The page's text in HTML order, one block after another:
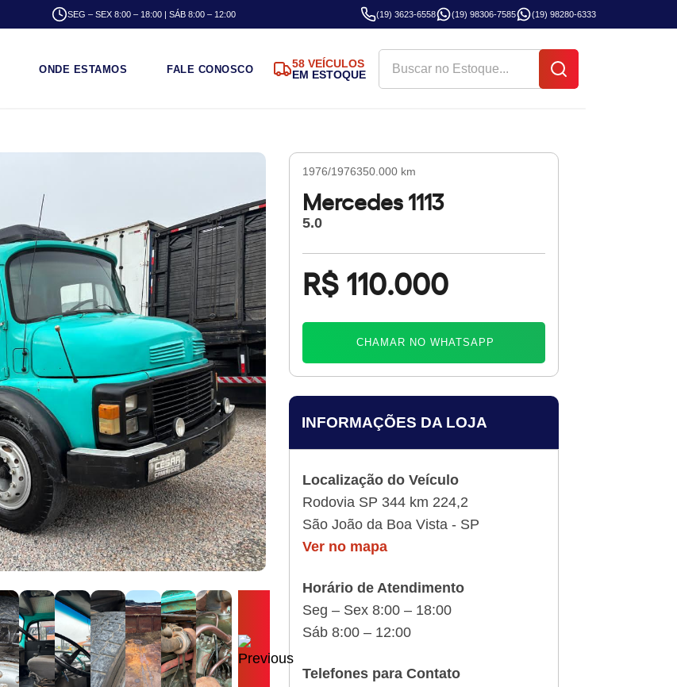
SEG – SEX 8:00 – 18:00 | SÁB 8:00 – 12:00 (19) 3623-6558 (19) 98306-7585 (19) 98280-6333
ONDE ESTAMOS FALE CONOSCO
58 VEÍCULOS
EM ESTOQUE
1976/1976350.000 km
Mercedes 1113
5.0
R$ 110.000
CHAMAR NO WHATSAPP
INFORMAÇÕES DA LOJA
Localização do Veículo
Rodovia SP 344 km 224,2
São João da Boa Vista - SP
Ver no mapa
Horário de Atendimento
Seg – Sex 8:00 – 18:00
Sáb 8:00 – 12:00
Telefones para Contato